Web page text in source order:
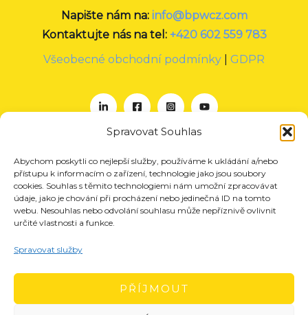
Spravovat Souhlas
Abychom poskytli co nejlepší služby, používáme k ukládání a/nebo
přístupu k informacím o zařízení, technologie jako jsou soubory
cookies. Souhlas s těmito technologiemi nám umožní zpracovávat
údaje, jako je chování při procházení nebo jedinečná ID na tomto
webu. Nesouhlas nebo odvolání souhlasu může nepříznivě ovlivnit
určité vlastnosti a funkce.
Spravovat služby
PŘÍJMOUT
Napište nám na: info@bpwcz.com
Kontaktujte nás na tel: +420 602 559 783
Všeobecné obchodní podmínky
GDPR
O nás
Projekty
Členství
Kontakt